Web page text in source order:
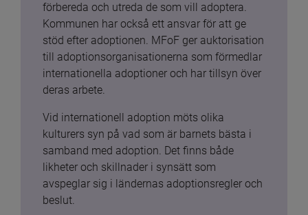
förbereda och utreda de som vill adoptera.
Kommunen har också ett ansvar för att ge
stöd efter adoptionen. MFoF ger auktorisation
till adoptionsorganisationerna som förmedlar
internationella adoptioner och har tillsyn över
deras arbete.
Vid internationell adoption möts olika
kulturers syn på vad som är barnets bästa i
samband med adoption. Det finns både
likheter och skillnader i synsätt som
avspeglar sig i ländernas adoptionsregler och
beslut.